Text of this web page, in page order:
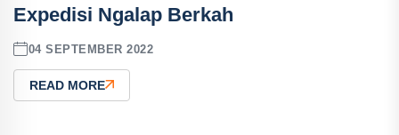
Expedisi Ngalap Berkah
04 SEPTEMBER 2022
READ MORE